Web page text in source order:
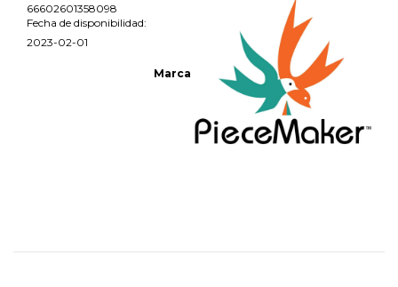
Marca
66602601358098
Fecha de disponibilidad:
2023-02-01